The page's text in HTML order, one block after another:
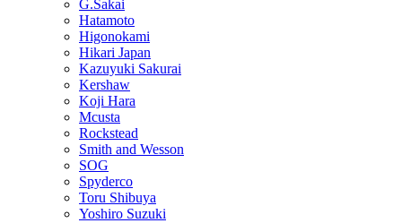
G.Sakai
Hatamoto
Higonokami
Hikari Japan
Kazuyuki Sakurai
Kershaw
Koji Hara
Mcusta
Rockstead
Smith and Wesson
SOG
Spyderco
Toru Shibuya
Yoshiro Suzuki